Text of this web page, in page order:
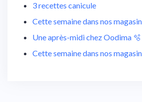
3 recettes canicule
Cette semaine dans nos
Une après-midi chez Oodima 🫧
Cette semaine dans nos